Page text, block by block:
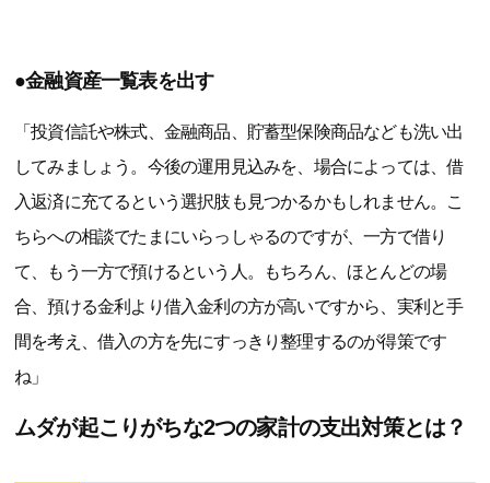
●金融資産一覧表を出す
「投資信託や株式、金融商品、貯蓄型保険商品なども洗い出
してみましょう。今後の運用見込みを、場合によっては、借
入返済に充てるという選択肢も見つかるかもしれません。こ
ちらへの相談でたまにいらっしゃるのですが、一方で借り
て、もう一方で預けるという人。もちろん、ほとんどの場
合、預ける金利より借入金利の方が高いですから、実利と手
間を考え、借入の方を先にすっきり整理するのが得策です
ね」
ムダが起こりがちな2つの家計の支出対策とは？